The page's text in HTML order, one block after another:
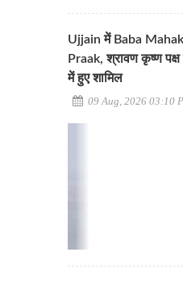
Ujjain में Baba
Praak, श्रावण कृष्ण
में हुए शामिल
09 Aug, 2026 03:10